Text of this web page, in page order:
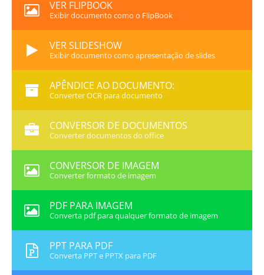
VER FLIPBOOK
Exibir documento como o FlipBook
VER SLIDESHOW
Exibir documento como apresentação de slides
APÊNDICE AO DOCUMENTO:
Converter OCR para documento
CONVERSOR DE DOCUMENTOS
Converter documentos do office
CONVERSOR DE IMAGEM
Converter formato de imagem
PDF PARA IMAGEM
Converta pdf para qualquer formato de imagem
PPT PARA PDF
Converta PPT e PPTX para PDF